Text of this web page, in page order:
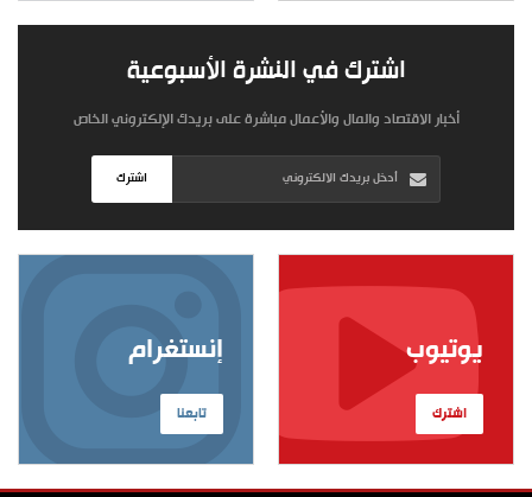
اشترك في النشرة الأسبوعية
أخبار الاقتصاد والمال والأعمال مباشرة على بريدك الإلكتروني الخاص
اشترك
إنستغرام
تابعنا
يوتيوب
اشترك